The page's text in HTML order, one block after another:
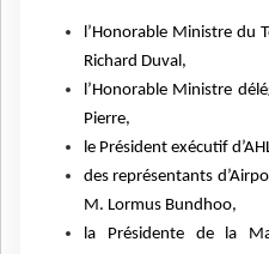
l’Honorable Ministre du
Richard Duval,
l’Honorable Ministre
Pierre,
le Président exécutif
des représentants
M. Lormus Bundhoo,
la Présidente de la